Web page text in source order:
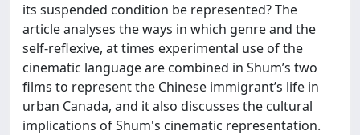
its suspended condition be represented? The
article analyses the ways in which genre and the
self-reflexive, at times experimental use of the
cinematic language are combined in Shum’s two
films to represent the Chinese immigrant’s life in
urban Canada, and it also discusses the cultural
implications of Shum's cinematic representation.